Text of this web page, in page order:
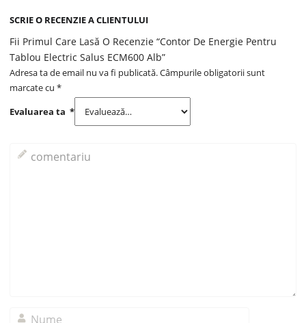
SCRIE O RECENZIE A CLIENTULUI
Fii Primul Care Lasă O Recenzie “Contor De Energie Pentru
Tablou Electric Salus ECM600 Alb”
Adresa ta de email nu va fi publicată.Câmpurile obligatorii sunt
marcate cu*
Evaluarea ta*